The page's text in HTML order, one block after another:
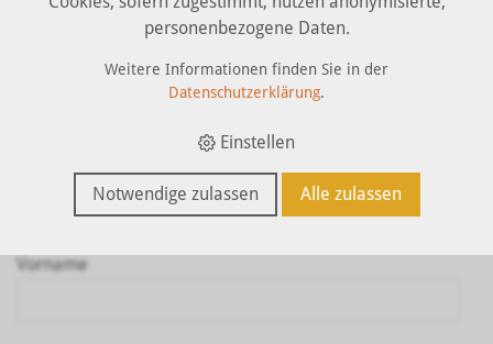
Vorname
personenbezogene Daten.
Weitere Informationen finden Sie in der
Datenschutzerklärung.
Einstellen
Notwendige zulassen Alle zulassen